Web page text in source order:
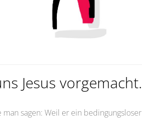
Jesus vorgemacht.
sagen: Weil er ein bedingungsloser